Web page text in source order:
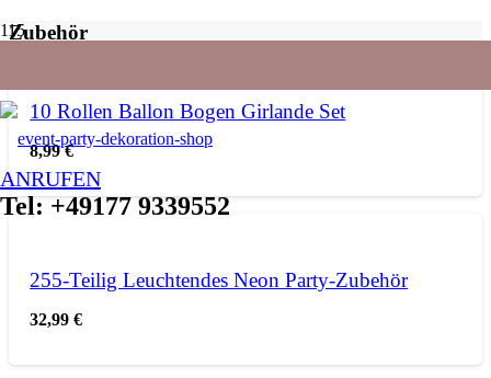
ANRUFEN
Tel: +49177 9339552
Zubehör
10 Rollen Ballon Bogen Girlande Set
8,99€
255-Teilig Leuchtendes Neon Party-Zubehör
32,99€